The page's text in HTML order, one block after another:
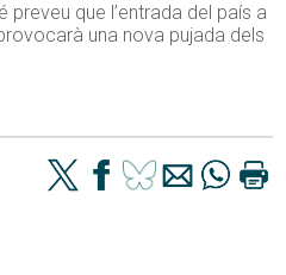
que l’entrada del país a
una nova pujada dels